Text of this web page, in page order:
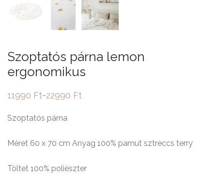
Szoptatós párna lemon
ergonomikus
11990 Ft–22990 Ft
Ártartomány:
22990 Ft
Szoptatós párna
Méret 60 x 70 cm Anyag 100% pamut sztreccs terry
Töltet 100% poliészter